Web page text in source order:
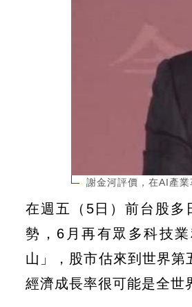
謝金河評價，在AI產業
在週五（5日）前台股多
勢，6月再有眾多科技
山」，股市估來到世界
經濟成長率很可能是全世